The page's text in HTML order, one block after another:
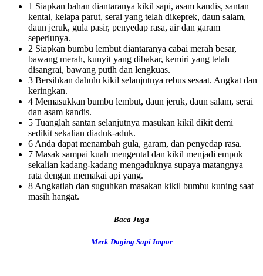
1 Siapkan bahan diantaranya kikil sapi, asam kandis, santan
kental, kelapa parut, serai yang telah dikeprek, daun salam,
daun jeruk, gula pasir, penyedap rasa, air dan garam
seperlunya.
2 Siapkan bumbu lembut diantaranya cabai merah besar,
bawang merah, kunyit yang dibakar, kemiri yang telah
disangrai, bawang putih dan lengkuas.
3 Bersihkan dahulu kikil selanjutnya rebus sesaat. Angkat dan
keringkan.
4 Memasukkan bumbu lembut, daun jeruk, daun salam, serai
dan asam kandis.
5 Tuanglah santan selanjutnya masukan kikil dikit demi
sedikit sekalian diaduk-aduk.
6 Anda dapat menambah gula, garam, dan penyedap rasa.
7 Masak sampai kuah mengental dan kikil menjadi empuk
sekalian kadang-kadang mengaduknya supaya matangnya
rata dengan memakai api yang.
8 Angkatlah dan suguhkan masakan kikil bumbu kuning saat
masih hangat.
Baca Juga
Merk Daging Sapi Impor